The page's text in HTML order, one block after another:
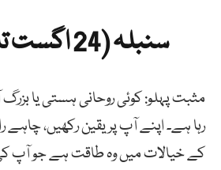
سنبلہ (24 اگست تا 23 ستمبر)
مثبت پہلو: کوئی روحانی ہستی یا
رہا ہے۔ اپنے آپ پر یقین رکھیں،
کے خیالات میں وہ طاقت ہے جو آپ